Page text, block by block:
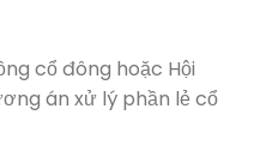
cổ đông hoặc Hội
án xử lý phần lẻ cổ